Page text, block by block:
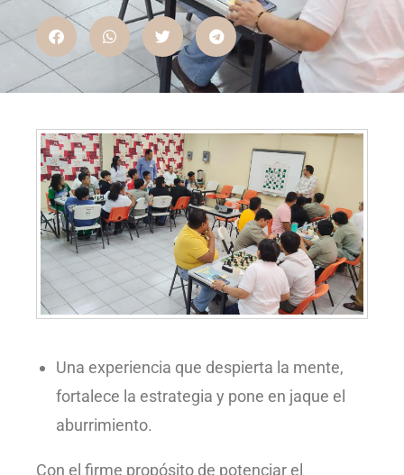
Una experiencia que despierta la mente,
fortalece la estrategia y pone en jaque el
aburrimiento.
Con el firme propósito de potenciar el